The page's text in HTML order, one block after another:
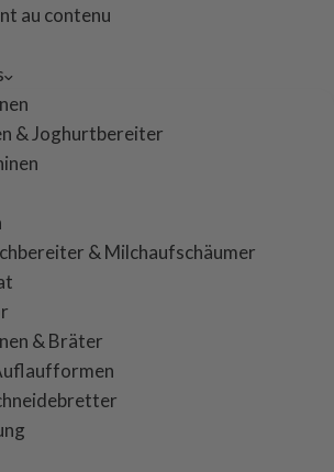
au contenu
& Joghurtbereiter
& Milchaufschäumer
& Bräter